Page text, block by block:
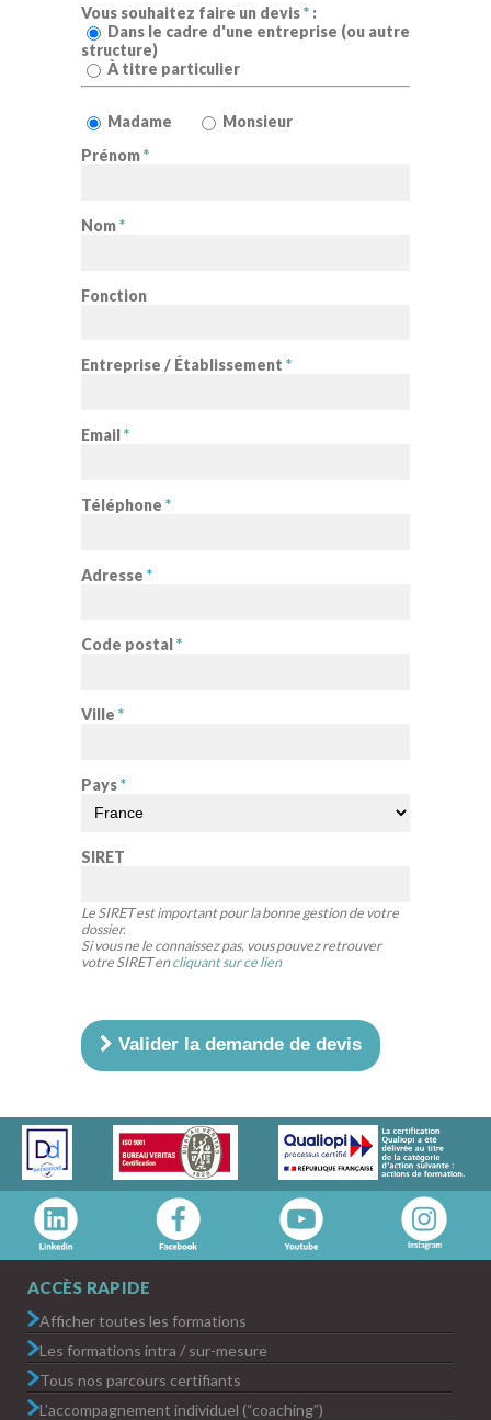
Vous souhaitez faire un devis* :
Dans le cadre d'une entreprise (ou autre
structure)
À titre particulier
Madame
Monsieur
Prénom*
Nom*
Fonction
Entreprise / Établissement *
Email*
Téléphone *
Adresse *
Code postal *
Ville *
Pays*
SIRET
Le SIRET est important pour la bonne gestion de votre
dossier.
Si vous ne le connaissez pas, vous pouvez retrouver
votre SIRET encliquant sur ce lien
Valider la demande de devis
ACCÈS RAPIDE
Afficher toutes les formations
Les formations intra / sur-mesure
Tous nos parcours certifiants
L’accompagnement individuel (“coaching”)